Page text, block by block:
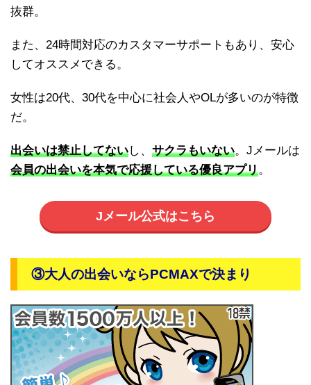
抜群。
また、24時間対応のカスタマーサポートもあり、安心
してオススメできる。
女性は20代、30代を中心に社会人やOLが多いのが特徴
だ。
出会いは禁止してないし、 サクラもいない。Jメールは
会員の出会いを本気で応援している優良アプリ。
Jメール公式はこちら
③大人の出会いならPCMAXで決まり